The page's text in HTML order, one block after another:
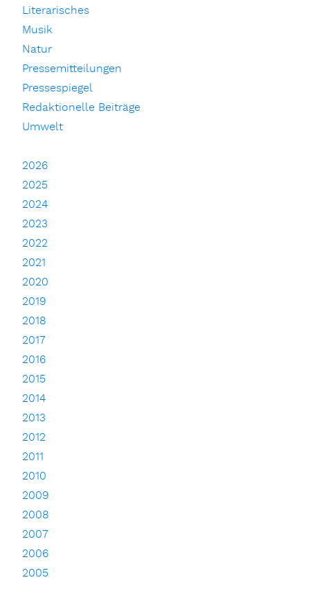
Literarisches
Musik
Natur
Pressemitteilungen
Pressespiegel
Redaktionelle Beiträge
Umwelt
2026
2025
2024
2023
2022
2021
2020
2019
2018
2017
2016
2015
2014
2013
2012
2011
2010
2009
2008
2007
2006
2005